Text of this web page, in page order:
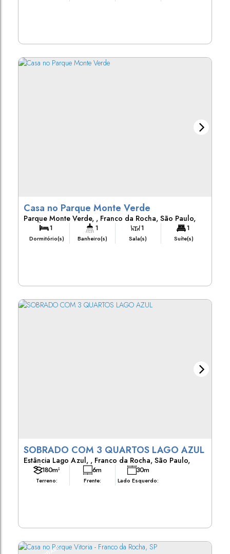
Casa no Parque Monte Verde
Parque Monte Verde , Franco da Rocha, São Paulo,
Brasil 1
Dormitório(s)
1
Banheiro(s)
1
Sala(s)
1
Suíte(s)
SOBRADO COM 3 QUARTOS LAGO AZUL
Estância Lago Azul , Franco da Rocha, São Paulo,
Brasil
Terreno:
180m²
Frente:
6m
Lado Esquerdo:
30m